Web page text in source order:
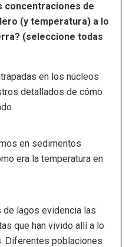
concentraciones de
(y temperatura) a lo
(seleccione todas
en los núcleos
detallados de cómo
en sedimentos
era la temperatura en
de lagos evidencia las
que han vivido allí a lo
Diferentes poblaciones